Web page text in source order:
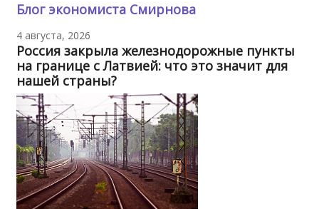
Блог экономиста Смирнова
4 августа, 2026
Россия закрыла железнодорожные пункты
на границе с Латвией: что это значит для
нашей страны?